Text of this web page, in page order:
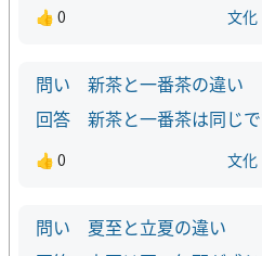
👍 0 文化
新茶と一番茶の違い
新茶と一番茶は同じ
👍 0 文化
夏至と立夏の違い